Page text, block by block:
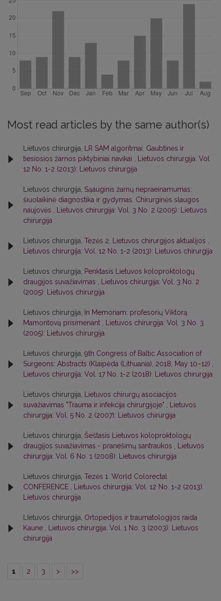
Most read articles by the same author(s)
Lietuvos chirurgija,
LR SAM algoritmai. Gaubtinės ir
tiesiosios žarnos piktybiniai navikai
Lietuvos chirurgija: Vol.
12 No. 1-2 (2013): Lietuvos chirurgija
Lietuvos chirurgija, Sąauginis žarnų nepraeinamumas:
šiuolaikinė diagnostika ir gydymas. Chirurginės slaugos
naujovės
Lietuvos chirurgija: Vol. 3 No. 2 (2005): Lietuvos
chirurgija
Lietuvos chirurgija, Tezės 2. Lietuvos chirurgijos aktualijos
Lietuvos chirurgija: Vol. 12 No. 1-2 (2013): Lietuvos chirurgija
Lietuvos chirurgija,
Penktasis Lietuvos koloproktologų
draugijos suvažiavimas
Lietuvos chirurgija: Vol. 3 No. 2
(2005): Lietuvos chirurgija
Lietuvos chirurgija,
In Memoriam: profesorių Viktorą
Mamontovą prisimenant
Lietuvos chirurgija: Vol. 3 No. 3
(2005): Lietuvos chirurgija
Lietuvos chirurgija, 9th Congress of Baltic Association of
Surgeons: Abstracts (Klaipėda (Lithuania), 2018, May 10–12)
Lietuvos chirurgija: Vol. 17 No. 1-2 (2018): Lietuvos chirurgija
Lietuvos chirurgija,
Lietuvos chirurgų asociacijos
suvažiavimas "Trauma ir infekcija chirurgijoje"
Lietuvos
chirurgija: Vol. 5 No. 2 (2007): Lietuvos chirurgija
Lietuvos chirurgija, Šeštasis Lietuvos koloproktologų
draugijos suvažiavimas - pranešimų santraukos
Lietuvos
chirurgija: Vol. 6 No. 1 (2008): Lietuvos chirurgija
Lietuvos chirurgija, Tezės 1. World Colorectal
CONFERENCE
Lietuvos chirurgija: Vol. 12 No. 1-2 (2013):
Lietuvos chirurgija
LIetuvos chirurgija, Ortopedijos ir traumatologijos raida
Kaune
Lietuvos chirurgija: Vol. 1 No. 3 (2003): Lietuvos
chirurgija
1 2 3 > >>